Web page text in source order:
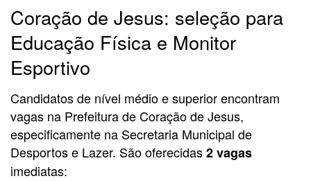
Coração de Jesus: seleção para
Educação Física e Monitor
Esportivo
Candidatos de nível médio e superior encontram
vagas na Prefeitura de Coração de Jesus,
especificamente na Secretaria Municipal de
Desportos e Lazer. São oferecidas2 vagas
imediatas: